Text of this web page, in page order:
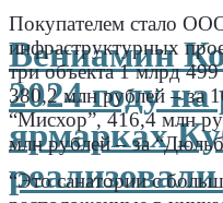
Вениамин
2024 году
ярмарках
Покупателем стало
инфраструктурных
три объекта 1 млрд
380,2 млн рублей – за
“Мисхор”, 416,4 млн
млн рублей – за
“Это санатории с